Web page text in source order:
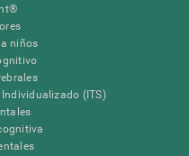
niños
(ITS)